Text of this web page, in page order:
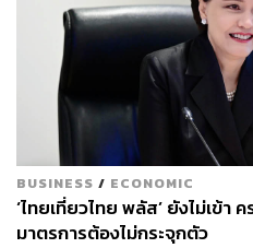
BUSINESS / ECONOMIC
‘ไทยเที่ยวไทย พลัส’ ยังไม่เข้า
มาตรการต้องไม่กระจุกตัว